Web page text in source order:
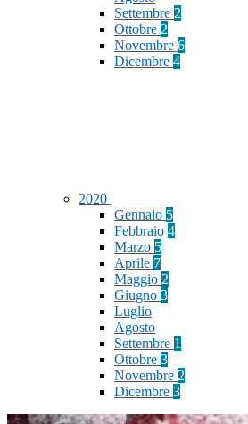
Settembre 2
Ottobre 2
Novembre 6
Dicembre 4
2020
Gennaio 5
Febbraio 4
Marzo 5
Aprile 7
Maggio 2
Giugno 3
Luglio
Agosto
Settembre 1
Ottobre 3
Novembre 2
Dicembre 3